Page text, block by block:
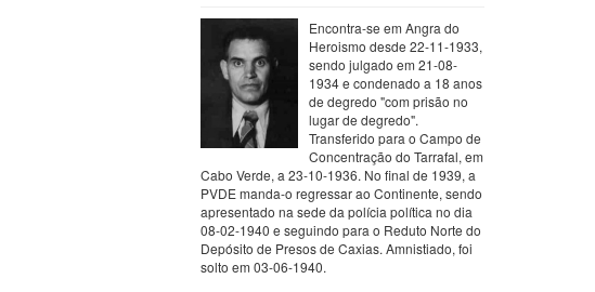
Encontra-se em Angra do
Heroismo desde 22-11-1933,
sendo julgado em 21-08-
1934 e condenado a 18 anos
de degredo "com prisão no
lugar de degredo".
Transferido para o Campo de
Concentração do Tarrafal, em
Cabo Verde, a 23-10-1936. No final de 1939, a
PVDE manda-o regressar ao Continente, sendo
apresentado na sede da polícia política no dia
08-02-1940 e seguindo para o Reduto Norte do
Depósito de Presos de Caxias. Amnistiado, foi
solto em 03-06-1940.